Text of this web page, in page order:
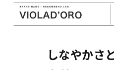
しなやかさ